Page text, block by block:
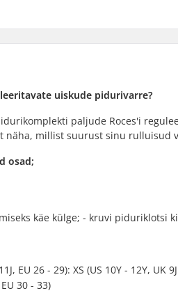
uiskude pidurivarre?
paljude Roces'i
millist suurust sinu rulluisud
osad;
käe külge; - kruvi piduriklotsi
EU 26 - 29): XS (US 10Y - 12Y, UK
30 - 33)